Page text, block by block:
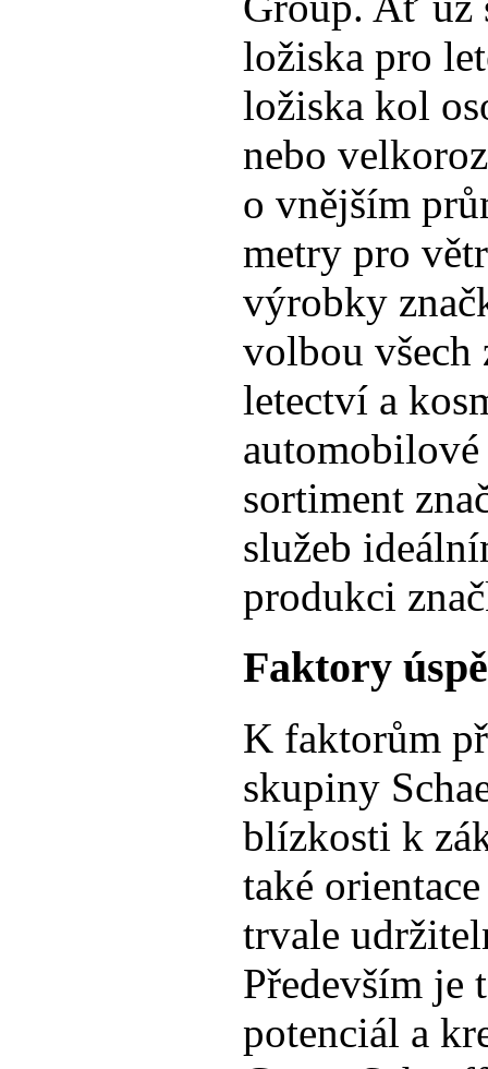
ložiska pro
ložiska kol
nebo
o vnějším
metry pro
výrobky
volbou všech
letectví a
sortiment
služeb
produkci
Faktory
K faktorům
skupiny
blízkosti k
také
trvale
Především je
potenciál a